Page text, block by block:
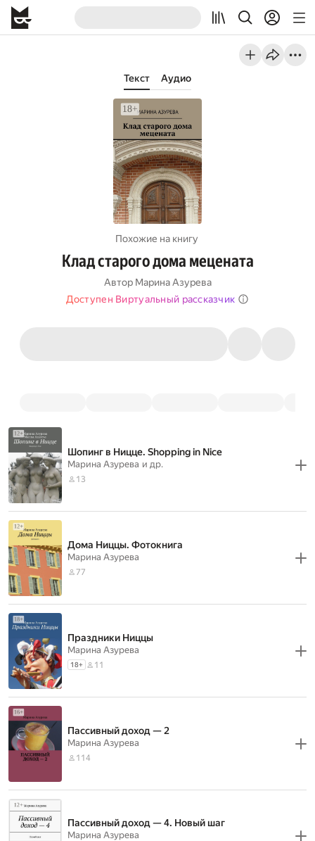
Текст Аудио
Похожие на книгу
Клад старого дома мецената
Автор Марина Азурева
Доступен Виртуальный рассказчик
Шопинг в Ницце. Shopping in Nice
Марина Азурева и др.
13
Дома Ниццы. Фотокнига
Марина Азурева
77
Праздники Ниццы
Марина Азурева
18+ 11
Пассивный доход — 2
Марина Азурева
114
Пассивный доход — 4. Новый шаг
Марина Азурева